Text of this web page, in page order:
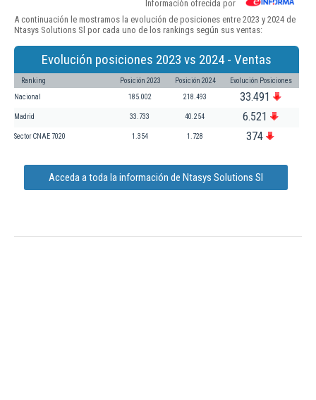
Información ofrecida por
A continuación le mostramos la evolución de posiciones entre 2023 y 2024 de
Ntasys Solutions Sl por cada uno de los rankings según sus ventas:
Evolución posiciones 2023 vs 2024 - Ventas
Ranking Posición 2023 Posición 2024 Evolución Posiciones
Nacional 185.002 218.493 33.491
Madrid 33.733 40.254 6.521
Sector CNAE 7020 1.354 1.728 374
Acceda a toda la información de Ntasys Solutions Sl